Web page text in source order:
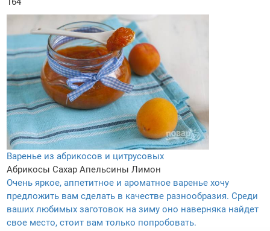
Варенье из абрикосов и цитрусовых
Абрикосы Сахар Апельсины Лимон
Очень яркое, аппетитное и ароматное варенье хочу
предложить вам сделать в качестве разнообразия. Среди
ваших любимых заготовок на зиму оно наверняка найдет
свое место, стоит вам только попробовать.